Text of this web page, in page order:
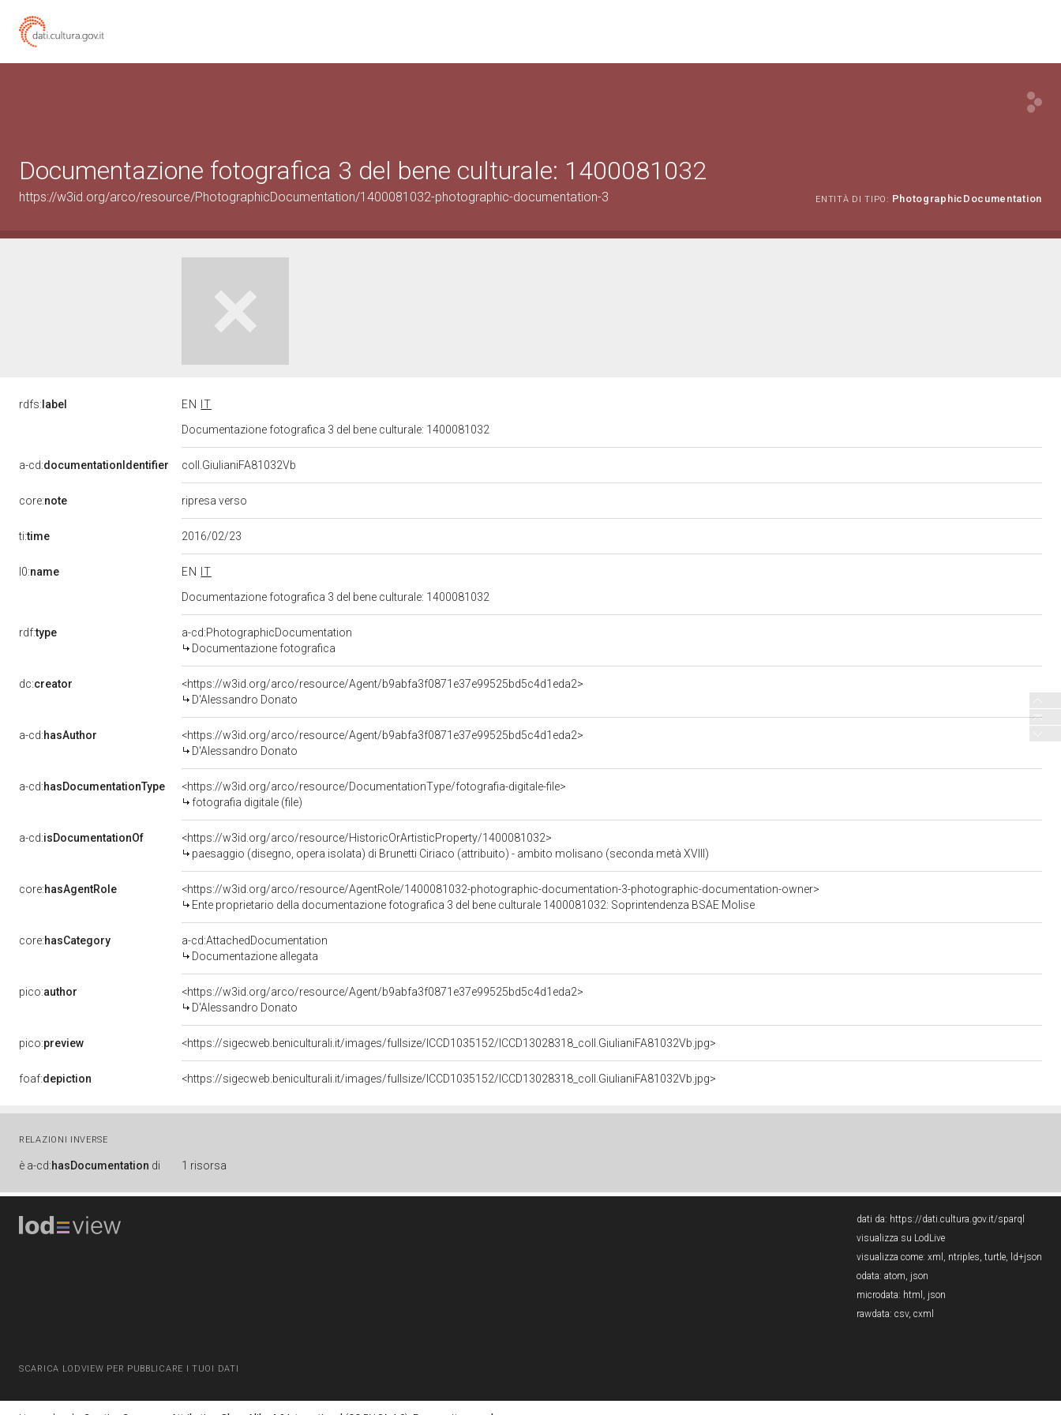
Documentazione fotografica 3 del bene culturale: 1400081032
https://w3id.org/arco/resource/PhotographicDocumentation/1400081032-photographic-documentation-3 ENTITÀ DI TIPO: PhotographicDocumentation
rdfs: label EN
IT
Documentazione fotografica 3 del bene culturale: 1400081032
a-cd:documentationIdentifier coll.GiulianiFA81032Vb
core:note ripresa verso
ti:time 2016/02/23
l0:name EN
IT
Documentazione fotografica 3 del bene culturale: 1400081032
rdf:type
a-cd:PhotographicDocumentation
Documentazione fotografica
dc:creator
<https://w3id.org/arco/resource/Agent/b9abfa3f0871e37e99525bd5c4d1eda2>
D'Alessandro Donato
a-cd:hasAuthor
<https://w3id.org/arco/resource/Agent/b9abfa3f0871e37e99525bd5c4d1eda2>
D'Alessandro Donato
a-cd:hasDocumentationType
<https://w3id.org/arco/resource/DocumentationType/fotografia-digitale-file>
fotografia digitale (file)
a-cd:isDocumentationOf
<https://w3id.org/arco/resource/HistoricOrArtisticProperty/1400081032>
paesaggio (disegno, opera isolata) di Brunetti Ciriaco (attribuito) - ambito molisano (seconda metà XVIII)
core:hasAgentRole
<https://w3id.org/arco/resource/AgentRole/1400081032-photographic-documentation-3-photographic-documentation-owner>
Ente proprietario della documentazione fotografica 3 del bene culturale 1400081032: Soprintendenza BSAE Molise
core:hasCategory
a-cd:AttachedDocumentation
Documentazione allegata
pico:author
<https://w3id.org/arco/resource/Agent/b9abfa3f0871e37e99525bd5c4d1eda2>
D'Alessandro Donato
pico:preview <https://sigecweb.beniculturali.it/images/fullsize/ICCD1035152/ICCD13028318_coll.GiulianiFA81032Vb.jpg>
foaf:depiction <https://sigecweb.beniculturali.it/images/fullsize/ICCD1035152/ICCD13028318_coll.GiulianiFA81032Vb.jpg>
RELAZIONI INVERSE
è a-cd:hasDocumentation di 1 risorsa
SCARICA LODVIEW PER PUBBLICARE I TUOI DATI
dati da: https://dati.cultura.gov.it/sparql
visualizza su LodLive
visualizza come: xml , ntriples, turtle, ld+json
odata: atom, json
microdata: html , json
rawdata: csv, cxml